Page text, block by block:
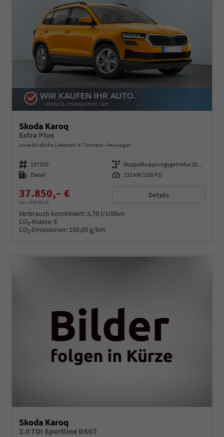
Skoda Karoq
Extra Plus
unverbindliche Lieferzeit: 4-7 Monate Neuwagen
Fahrzeugnummer 197500 Getriebe
Doppelkupplungsgetriebe (DSG)
Kraftstoff Diesel Leistung 110 kW (150 PS)
37.850,– €
incl. 19% MwSt.
Details
Verbrauch kombiniert:5,70 l/100km
CO2-Klasse: E
CO2-Emissionen: 150,00 g/km
Skoda Karoq
2.0 TDI Sportline DSG7